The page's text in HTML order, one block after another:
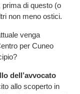
prima di questo (o
non meno ostici.
venga
per Cuneo
dell’avvocato
allo scoperto in